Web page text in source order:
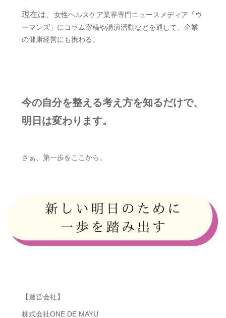
現在は、女性ヘルスケア業界専門ニュースメディア「ウ
ーマンズ」にコラム寄稿や講演活動などを通して、企業
の健康経営にも携わる。
今の自分を整える考え方を知るだけで、
明日は変わります。
さぁ、第一歩をここから。
【運営会社】
株式会社ONE DE MAYU